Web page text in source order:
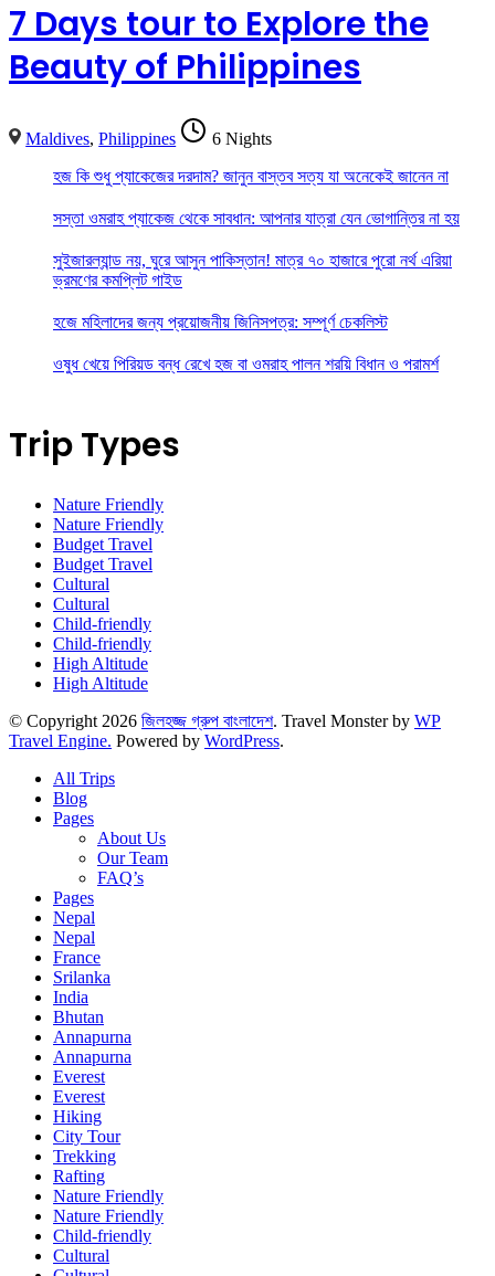
7 Days tour to Explore the
Beauty of Philippines
Maldives,Philippines
6 Nights
হজ কি শুধু প্যাকেজের দরদাম? জানুন বাস্তব সত্য যা অনেকেই জানেন না
সস্তা ওমরাহ প্যাকেজ থেকে সাবধান: আপনার যাত্রা যেন ভোগান্তির না হয়
সুইজারল্যান্ড নয়, ঘুরে আসুন পাকিস্তান! মাত্র ৭০ হাজারে পুরো নর্থ এরিয়া
ভ্রমণের কমপ্লিট গাইড
হজে মহিলাদের জন্য প্রয়োজনীয় জিনিসপত্র: সম্পূর্ণ চেকলিস্ট
ওষুধ খেয়ে পিরিয়ড বন্ধ রেখে হজ বা ওমরাহ পালন শরয়ি বিধান ও পরামর্শ
Trip Types
Nature Friendly
Nature Friendly
Budget Travel
Budget Travel
Cultural
Cultural
Child-friendly
Child-friendly
High Altitude
High Altitude
© Copyright 2026 জিলহজ্জ গ্রুপ বাংলাদেশ. Travel Monster by WP
Travel Engine. Powered by WordPress.
All Trips
Blog
Pages
About Us
Our Team
FAQ’s
Pages
Nepal
Nepal
France
Srilanka
India
Bhutan
Annapurna
Annapurna
Everest
Everest
Hiking
City Tour
Trekking
Rafting
Nature Friendly
Nature Friendly
Child-friendly
Cultural